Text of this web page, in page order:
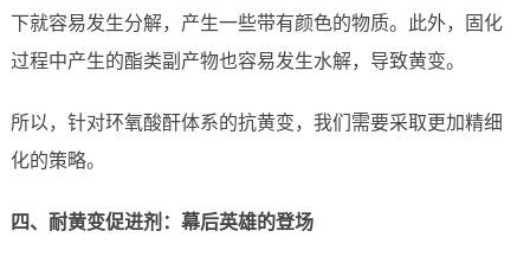
下就容易发生分解，产生一些带有颜色的物质。此外，固化
过程中产生的酯类副产物也容易发生水解，导致黄变。
所以，针对环氧酸酐体系的抗黄变，我们需要采取更加精细
化的策略。
四、耐黄变促进剂：幕后英雄的登场